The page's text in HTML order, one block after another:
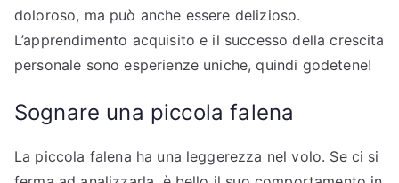
doloroso, ma può anche essere delizioso.
L’apprendimento acquisito e il successo della crescita
personale sono esperienze uniche, quindi godetene!
Sognare una piccola falena
La piccola falena ha una leggerezza nel volo. Se ci si